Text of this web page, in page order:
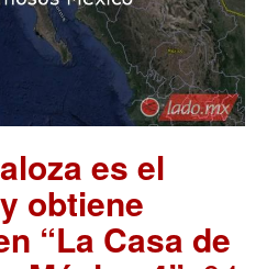
es el
obtiene
“La Casa de